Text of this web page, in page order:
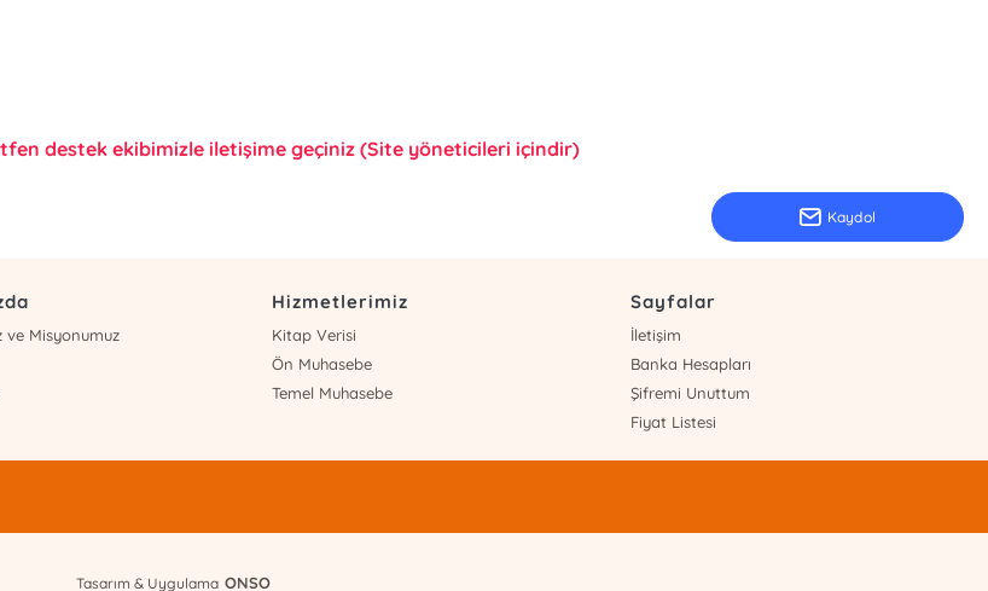
destek ekibimizle iletişime geçiniz (Site yöneticileri içindir)
Kaydol
ve Misyonumuz
Hizmetlerimiz
Kitap Verisi
Ön Muhasebe
Temel Muhasebe
Sayfalar
İletişim
Banka Hesapları
Şifremi Unuttum
Fiyat Listesi
Tasarım & Uygulama ONSO